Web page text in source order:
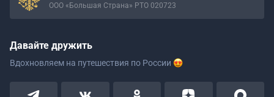
ООО «Большая Страна» РТО 020723
Давайте дружить
Вдохновляем на путешествия по России